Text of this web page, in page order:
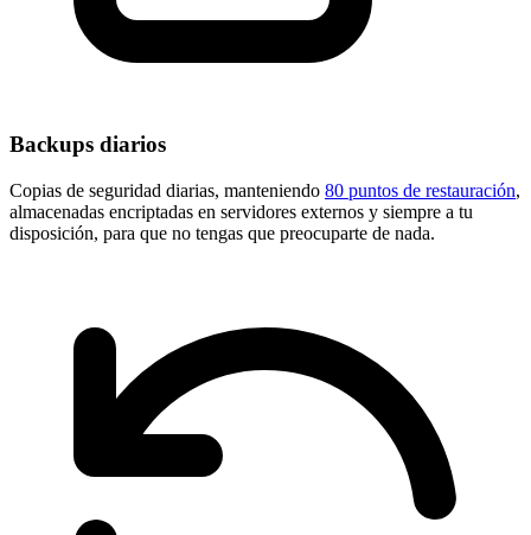
Backups diarios
Copias de seguridad diarias, manteniendo 80 puntos de restauración,
almacenadas encriptadas en servidores externos y siempre a tu
disposición, para que no tengas que preocuparte de nada.